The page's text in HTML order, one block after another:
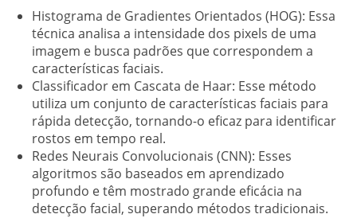
Histograma de Gradientes Orientados (HOG): Essa
técnica analisa a intensidade dos pixels de uma
imagem e busca padrões que correspondem a
características faciais.
Classificador em Cascata de Haar: Esse método
utiliza um conjunto de características faciais para
rápida detecção, tornando-o eficaz para identificar
rostos em tempo real.
Redes Neurais Convolucionais (CNN): Esses
algoritmos são baseados em aprendizado
profundo e têm mostrado grande eficácia na
detecção facial, superando métodos tradicionais.